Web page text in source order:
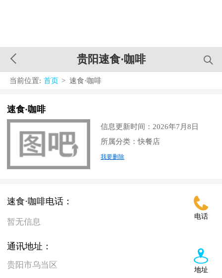
贵阳速食·咖啡
当前位置: 首页 > 速食·咖啡
速食·咖啡
信息更新时间：2026年7月8日
所属分类：快餐店
我要删除
电话
速食·咖啡电话：
暂无信息
地址
通讯地址：
贵阳市乌当区